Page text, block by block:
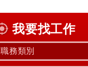
我要找工作
職務類別